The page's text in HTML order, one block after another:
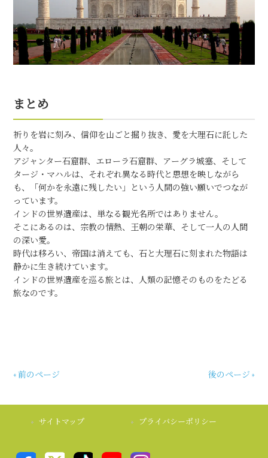
まとめ
祈りを岩に刻み、信仰を山ごと掘り抜き、愛を大理石に託した
人々。
アジャンター石窟群、 エローラ石窟群、 アーグラ城塞、そして
タージ・マハルは、それぞれ異なる時代と思想を映しながら
も、「何かを永遠に残したい」という人間の強い願いでつなが
っています。
インドの世界遺産は、単なる観光名所ではありません。
そこにあるのは、宗教の情熱、王朝の栄華、そして一人の人間
の深い愛。
時代は移ろい、帝国は消えても、石と大理石に刻まれた物語は
静かに生き続けています。
インドの世界遺産を巡る旅とは、人類の記憶そのものをたどる
旅なのです。
« 前のページ 後のページ »
サイトマップ プライバシーポリシー